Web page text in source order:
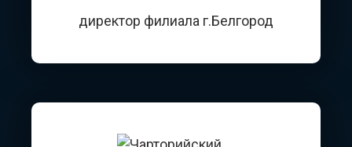
директор филиала г.Белгород